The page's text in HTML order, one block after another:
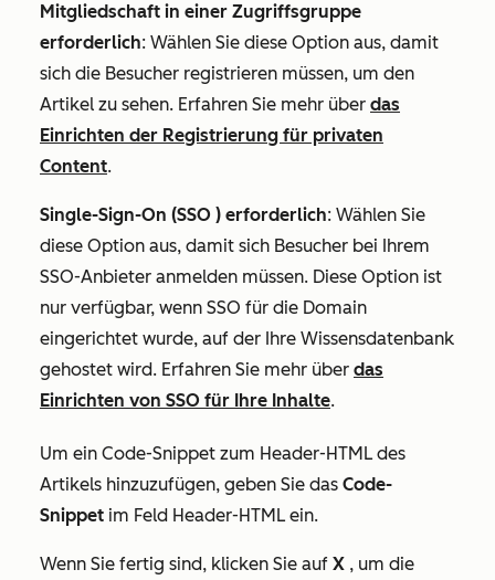
Mitgliedschaft in einer Zugriffsgruppe
erforderlich: Wählen Sie diese Option aus, damit
sich die Besucher registrieren müssen, um den
Artikel zu sehen. Erfahren Sie mehr über das
Einrichten der Registrierung für privaten
Content.
Single-Sign-On (SSO ) erforderlich: Wählen Sie
diese Option aus, damit sich Besucher bei Ihrem
SSO-Anbieter anmelden müssen. Diese Option ist
nur verfügbar, wenn SSO für die Domain
eingerichtet wurde, auf der Ihre Wissensdatenbank
gehostet wird. Erfahren Sie mehr über das
Einrichten von SSO für Ihre Inhalte.
Um ein Code-Snippet zum Header-HTML des
Artikels hinzuzufügen, geben Sie das Code-
Snippet im Feld Header-HTML ein.
Wenn Sie fertig sind, klicken Sie auf X , um die